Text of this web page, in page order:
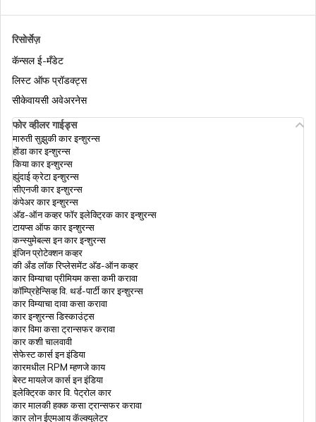
लाइफ इन्शुरन्स आणि हेल्थ इन्शुरन्स यांच्यातील फरक
हेल्थ इन्शुरन्स डीडक्टीबल काय आहे, उदाहरणासह
हेल्थ इन्शुरन्स प्रीमियम कॅल्क्युलेटर
लवकरच रिटायर होणाऱ्या कर्मचाऱ्यांसाठी सुपर टॉप-अप
हेल्थ इन्शुरन्स
हेल्थ इन्शुरन्समध्ये कंझ्युमेबल कव्हर
हेल्थ इन्शुरन्स प्रीमियम नूतनीकर वाढतो?
रिसोर्सेज़
कॅन्सल ई-मँडेट
लिस्ट ऑफ प्रॉडक्ट्स
सीकेवायसी अवेअरनेस
फोर व्हीलर गाईड्स
मारुती सुझुकी कार इन्शुरन्स
होंडा कार इन्शुरन्स
किया कार इन्शुरन्स
ह्युंदाई क्रेटा इन्शुरन्स
सीएनजी कार इन्शुरन्स
कंपेअर कार इन्शुरन्स
अ‍ॅड-ऑन कव्हर फॉर इलेक्ट्रिक कार इन्शुरन्स
टायप्स ऑफ कार इन्शुरन्स
कन्स्युमेबल्स इन कार इन्शुरन्स
इंजिन प्रोटेक्शन कव्हर
की अँड लॉक रिप्लेसमेंट अ‍ॅड-ऑन कव्हर
कार विम्याचा प्रीमियम कसा कमी करावा
कॉम्प्रिहेन्सिव्ह वि. थर्ड-पार्टी कार इन्शुरन्स
कार विम्याचा दावा कसा करावा
कार इन्शुरन्स डिस्काउंट्स
कार विमा कसा ट्रान्सफर करावा
कार कशी चालवावी
सेफेस्ट कार्स इन इंडिया
कारमधील RPM म्हणजे काय
बेस्ट मायलेज कार्स इन इंडिया
इलेक्ट्रिक कार वि. पेट्रोल कार
कार मालकी हक्क कसा ट्रान्सफर करावा
कार लोन ईएमआय कॅल्क्युलेटर